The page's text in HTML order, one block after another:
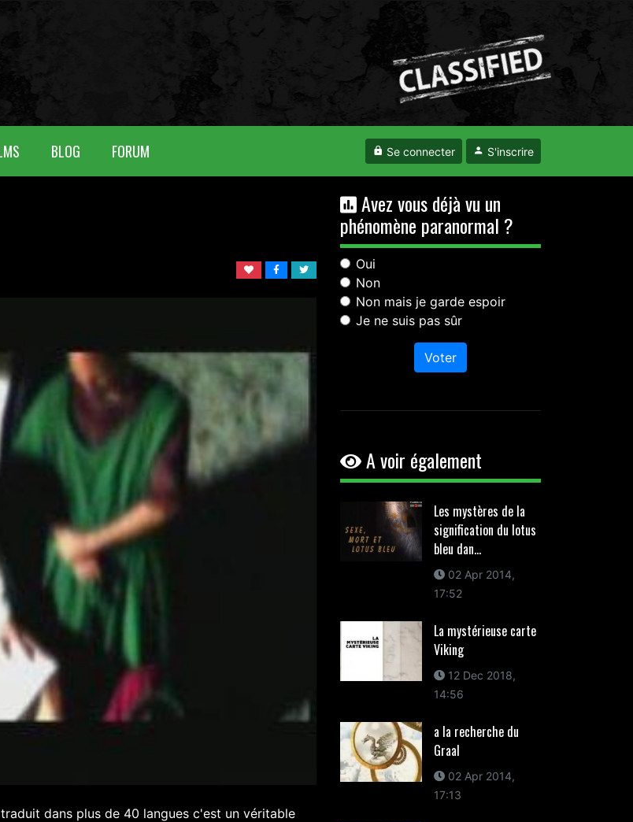
BLOG FORUM Se connecter S'inscrire
dans plus de 40 langues c'est un véritable
Avez vous déjà vu un
phénomène paranormal ?
Oui
Non
Non mais je garde espoir
Je ne suis pas sûr
Voter
A voir également
Les mystères de la
signification du lotus
bleu dan...
02 Apr 2014,
17:52
La mystérieuse carte
Viking
12 Dec 2018,
14:56
a la recherche du
Graal
02 Apr 2014,
17:13